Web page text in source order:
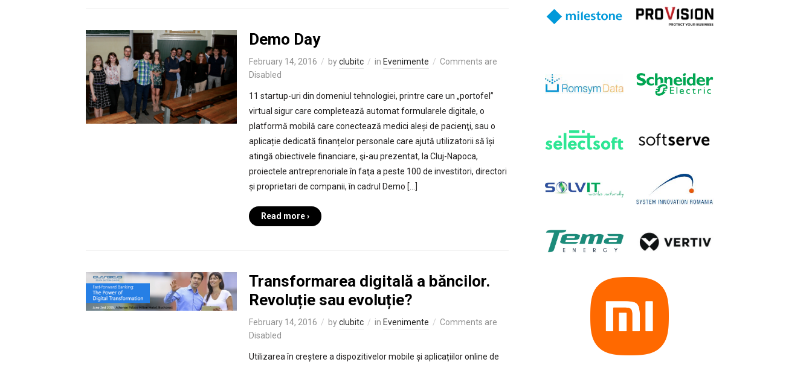
Demo Day
February 14, 2016 byclubitc in Evenimente
Comments are
Disabled
11 startup-uri din domeniul tehnologiei, printre care un „portofel”
virtual sigur care completează automat formularele digitale, o
platformă mobilă care conectează medici aleși de pacienţi, sau o
aplicație dedicată finanțelor personale care ajută utilizatorii să își
atingă obiectivele financiare, şi-au prezentat, la Cluj-Napoca,
proiectele antreprenoriale în faţa a peste 100 de investitori, directori
și proprietari de companii, în cadrul Demo […]
Read more ›
Transformarea digitală a băncilor.
Revoluție sau evoluție?
February 14, 2016 byclubitc in Evenimente
Comments are
Disabled
Utilizarea în creștere a dispozitivelor mobile și aplicațiilor online de